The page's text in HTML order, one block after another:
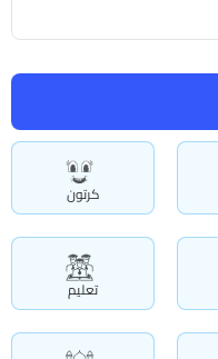
كرتون
تعليم